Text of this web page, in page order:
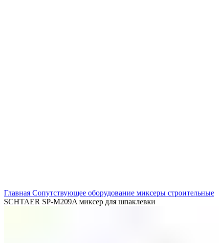
Главная Сопутствующее оборудование миксеры строительные
SCHTAER SP-M209A миксер для шпаклевки